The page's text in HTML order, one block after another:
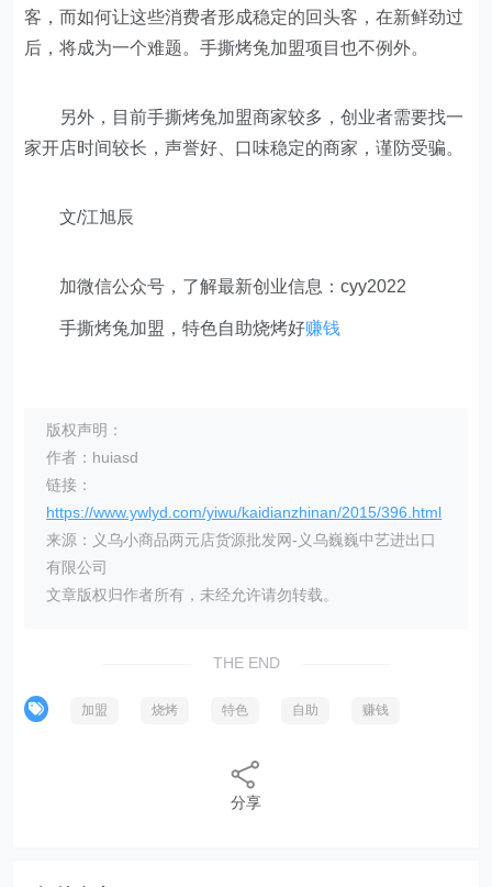
客，而如何让这些消费者形成稳定的回头客，在新鲜劲过
后，将成为一个难题。手撕烤兔加盟项目也不例外。
另外，目前手撕烤兔加盟商家较多，创业者需要找一
家开店时间较长，声誉好、口味稳定的商家，谨防受骗。
文/江旭辰
加微信公众号，了解最新创业信息：cyy2022
手撕烤兔加盟，特色自助烧烤好赚钱
版权声明：
作者：huiasd
链接：
https://www.ywlyd.com/yiwu/kaidianzhinan/2015/396.html
来源：义乌小商品两元店货源批发网-义乌巍巍中艺进出口
有限公司
文章版权归作者所有，未经允许请勿转载。
THE END
加盟 烧烤 特色 自助 赚钱
分享